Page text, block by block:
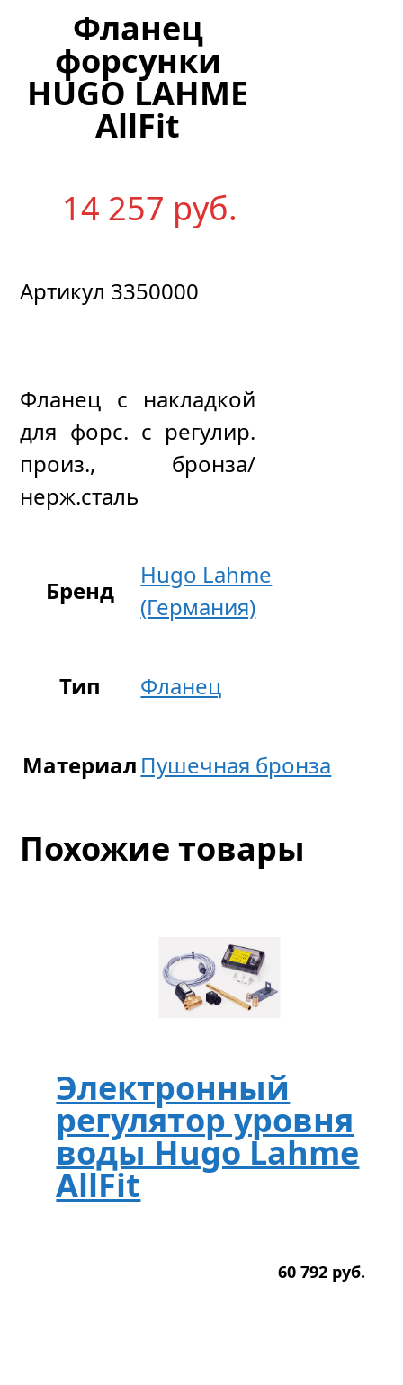
Фланец
форсунки
HUGO LAHME
AllFit
14 257 руб.
Артикул 3350000
Фланец с накладкой
для форс. с регулир.
произ., бронза/
нерж.сталь
Бренд
Hugo Lahme
(Германия)
Тип Фланец
Материал Пушечная бронза
Похожие товары
Электронный
регулятор уровня
воды Hugo Lahme
AllFit
60 792 руб.